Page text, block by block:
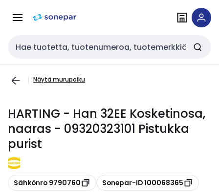
navigointiinsisältöön
Haku
Näytä murupolku
HARTING - Han 32EE Kosketinosa,
naaras - 09320323101 Pistukka
purist
Kopioi
Sähkönro 9790760 Kopioi
Sonepar-ID 100068365